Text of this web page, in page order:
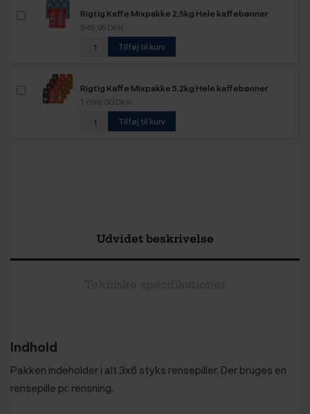
Rigtig Kaffe Mixpakke 2,5kg Hele kaffebønner
649,95 DKK
Tilføj til kurv
Rigtig Kaffe Mixpakke 5,2kg Hele kaffebønner
1.099,00 DKK
Tilføj til kurv
Udvidet beskrivelse
Tekniske specifikationer
Indhold
Pakken indeholder i alt 3x6 styks rensepiller. Der bruges en
rensepille pr. rensning.